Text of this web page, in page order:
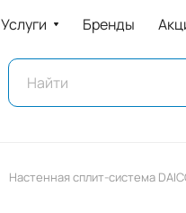
Услуги Бренды
Настенная сплит-система